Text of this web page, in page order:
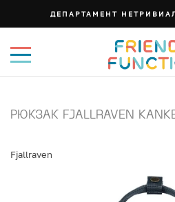
ДЕПАРТАМЕНТ
РЮКЗАК FJALLRAVEN
Fjallraven